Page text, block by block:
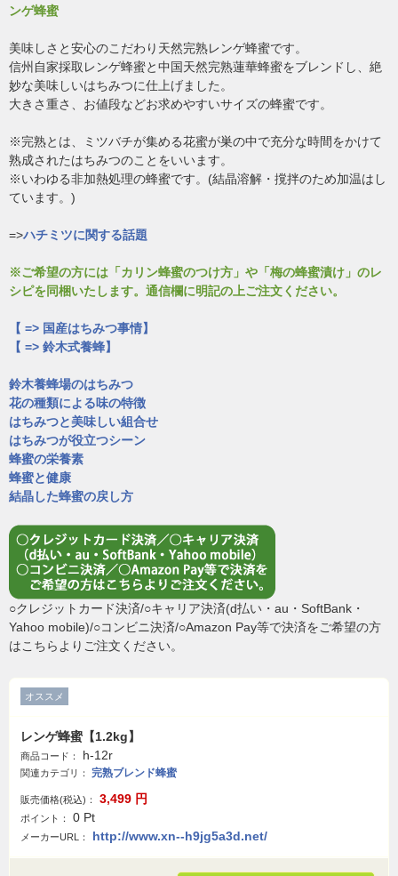
ンゲ蜂蜜
美味しさと安心のこだわり天然完熟レンゲ蜂蜜です。
信州自家採取レンゲ蜂蜜と中国天然完熟蓮華蜂蜜をブレンドし、絶
妙な美味しいはちみつに仕上げました。
大きさ重さ、お値段などお求めやすいサイズの蜂蜜です。
※完熟とは、ミツバチが集める花蜜が巣の中で充分な時間をかけて
熟成されたはちみつのことをいいます。
※いわゆる非加熱処理の蜂蜜です。(結晶溶解・撹拌のため加温はし
ています。)
=>ハチミツに関する話題
※ご希望の方には「カリン蜂蜜のつけ方」や「梅の蜂蜜漬け」のレ
シピを同梱いたします。通信欄に明記の上ご注文ください。
【 => 国産はちみつ事情】
【 => 鈴木式養蜂】
鈴木養蜂場のはちみつ
花の種類による味の特徴
はちみつと美味しい組合せ
はちみつが役立つシーン
蜂蜜の栄養素
蜂蜜と健康
結晶した蜂蜜の戻し方
○クレジットカード決済/○キャリア決済(d払い・au・SoftBank・
Yahoo mobile)/○コンビニ決済/○Amazon Pay等で決済をご希望の方
はこちらよりご注文ください。
オススメ
レンゲ蜂蜜【1.2kg】
商品コード： h-12r
関連カテゴリ： 完熟ブレンド蜂蜜
販売価格(税込)： 3,499 円
ポイント： 0 Pt
メーカーURL： http://www.xn--h9jg5a3d.net/